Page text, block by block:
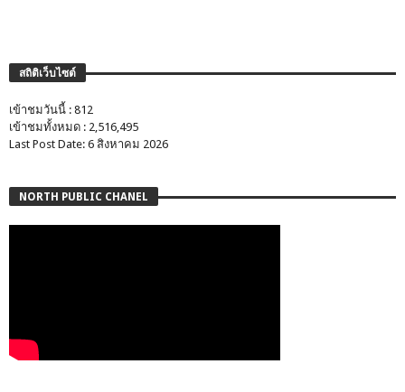
สถิติเว็บไซต์
เข้าชมวันนี้ : 812
เข้าชมทั้งหมด : 2,516,495
Last Post Date: 6 สิงหาคม 2026
NORTH PUBLIC CHANEL